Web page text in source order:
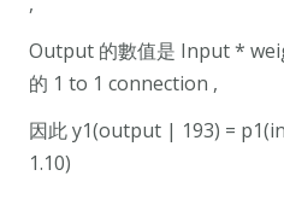
Output 的數值是 Input *
的 1 to 1 connection ,
因此 y1(output | 193) =
1.10)